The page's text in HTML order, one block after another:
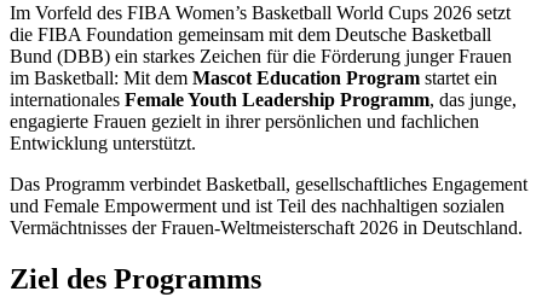
Im Vorfeld des FIBA Women’s Basketball World Cups 2026 setzt
die FIBA Foundation gemeinsam mit dem Deutsche Basketball
Bund (DBB) ein starkes Zeichen für die Förderung junger Frauen
im Basketball: Mit dem Mascot Education Program startet ein
internationales Female Youth Leadership Programm, das junge,
engagierte Frauen gezielt in ihrer persönlichen und fachlichen
Entwicklung unterstützt.
Das Programm verbindet Basketball, gesellschaftliches Engagement
und Female Empowerment und ist Teil des nachhaltigen sozialen
Vermächtnisses der Frauen-Weltmeisterschaft 2026 in Deutschland.
Ziel des Programms